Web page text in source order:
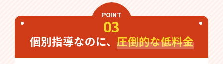
POINT
03
個別指導なのに、 圧倒的な低料金